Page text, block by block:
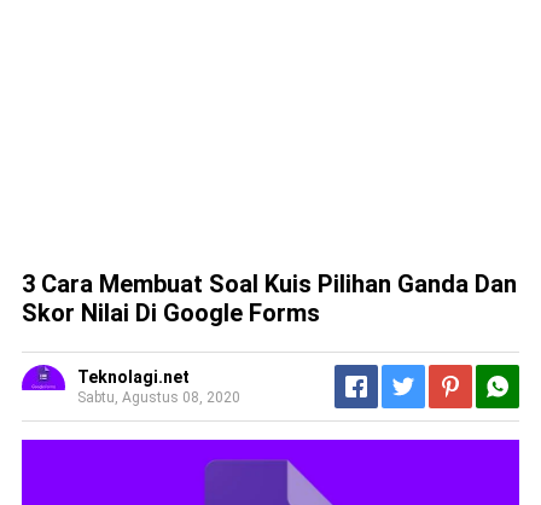
3 Cara Membuat Soal Kuis Pilihan Ganda Dan
Skor Nilai Di Google Forms
Teknolagi.net
Sabtu, Agustus 08, 2020